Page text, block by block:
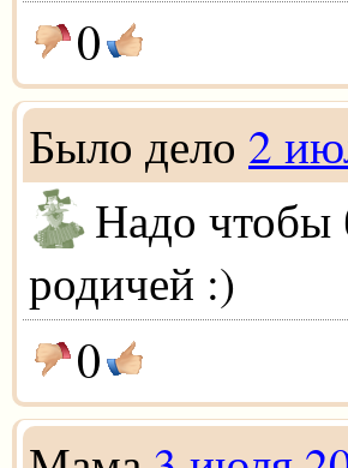
0
Было дело 2
Надо чтобы
родичей :)
0